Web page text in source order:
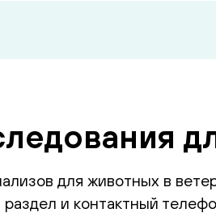
для животных в
и контактный